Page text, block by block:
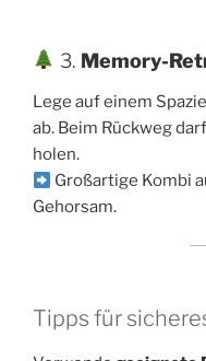
3. Memory-
Lege auf einem
ab. Beim Rückweg
holen.
Großartige Kombi
Gehorsam.
Tipps für